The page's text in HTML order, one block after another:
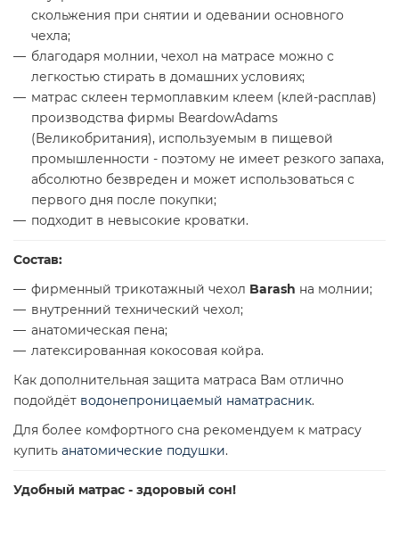
скольжения при снятии и одевании основного
чехла;
благодаря молнии, чехол на матрасе можно с
легкостью стирать в домашних условиях;
матрас склеен термоплавким клеем (клей-расплав)
производства фирмы BeardowAdams
(Великобритания), используемым в пищевой
промышленности - поэтому не имеет резкого запаха,
абсолютно безвреден и может использоваться с
первого дня после покупки;
подходит в невысокие кроватки.
Состав:
фирменный трикотажный чехол Barash на молнии;
внутренний технический чехол;
анатомическая пена;
латексированная кокосовая койра.
Как дополнительная защита матраса Вам отлично
подойдёт водонепроницаемый наматрасник.
Для более комфортного сна рекомендуем к матрасу
купить анатомические подушки.
Удобный матрас - здоровый сон!